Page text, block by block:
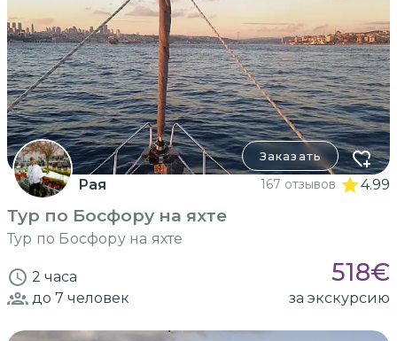
Заказать
Рая 167 отзывов 4.99
Тур по Босфору на яхте
Тур по Босфору на яхте
2 часа 518€
до 7 человек за экскурсию